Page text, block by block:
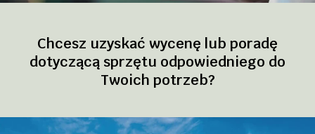
Chcesz uzyskać wycenę lub poradę
dotyczącą sprzętu odpowiedniego do
Twoich potrzeb?